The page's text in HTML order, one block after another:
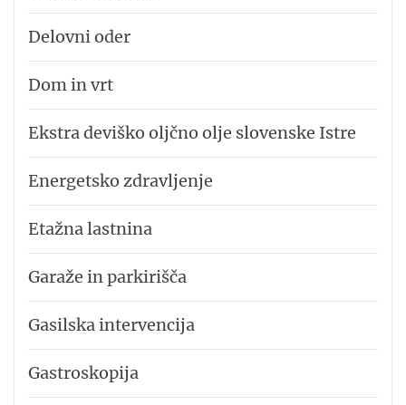
Delovni oder
Dom in vrt
Ekstra deviško oljčno olje slovenske Istre
Energetsko zdravljenje
Etažna lastnina
Garaže in parkirišča
Gasilska intervencija
Gastroskopija